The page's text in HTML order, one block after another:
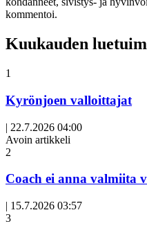
kommentoi.
Kuukauden
1
Kyrönjoen valloittajat
| 22.7.2026 04:00
Avoin artikkeli
2
Coach ei anna valmiita
| 15.7.2026 03:57
3